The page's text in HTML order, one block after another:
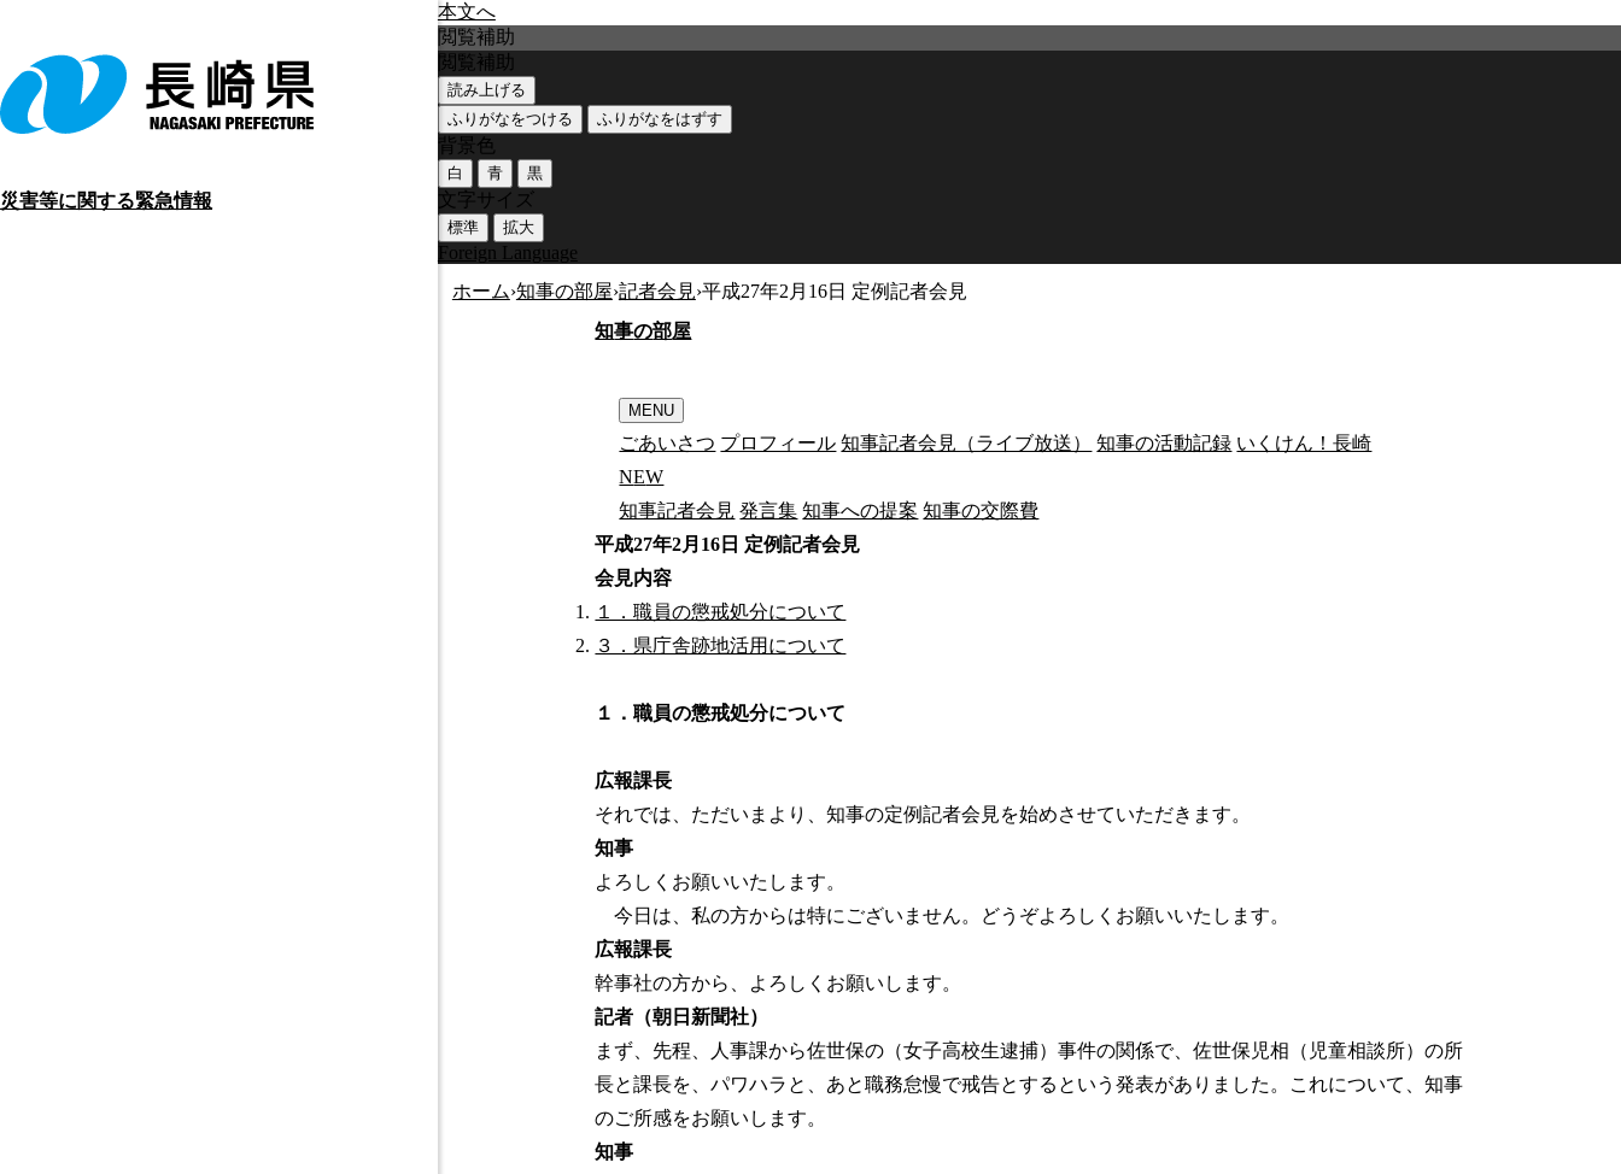
本文へ
災害等に関する緊急情報
閲覧補助
閲覧補助
読み上げる
ふりがなをつける
ふりがなをはずす
背景色
白 青 黒
文字サイズ
標準 拡大
Foreign Language
ホーム›知事の部屋›記者会見›平成27年2月16日 定例記者会見
知事の部屋
MENU
ごあいさつ プロフィール 知事記者会見（ライブ放送） 知事の活動記録 いくけん！長崎
NEW
知事記者会見 発言集 知事への提案 知事の交際費
平成27年2月16日 定例記者会見
会見内容
１．職員の懲戒処分について
３．県庁舎跡地活用について
１．職員の懲戒処分について
広報課長
それでは、ただいまより、知事の定例記者会見を始めさせていただきます。
知事
よろしくお願いいたします。
今日は、私の方からは特にございません。どうぞよろしくお願いいたします。
広報課長
幹事社の方から、よろしくお願いします。
記者（朝日新聞社）
まず、先程、人事課から佐世保の（女子高校生逮捕）事件の関係で、佐世保児相（児童相談所）の所
長と課長を、パワハラと、あと職務怠慢で戒告とするという発表がありました。これについて、知事
のご所感をお願いします。
知事